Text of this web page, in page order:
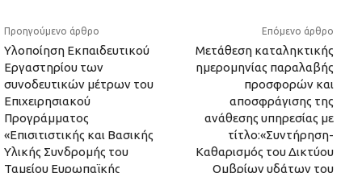
Προηγούμενο άρθρο
Υλοποίηση Εκπαιδευτικού
Εργαστηρίου των
συνοδευτικών μέτρων του
Επιχειρησιακού
Προγράμματος
«Επισιτιστικής και Βασικής
Υλικής Συνδρομής του
Ταμείου Ευρωπαϊκής
Επόμενο άρθρο
Μετάθεση καταληκτικής
ημερομηνίας παραλαβής
προσφορών και
αποσφράγισης της
ανάθεσης υπηρεσίας με
τίτλο:«Συντήρηση-
Καθαρισμός του Δικτύου
Ομβρίων υδάτων του